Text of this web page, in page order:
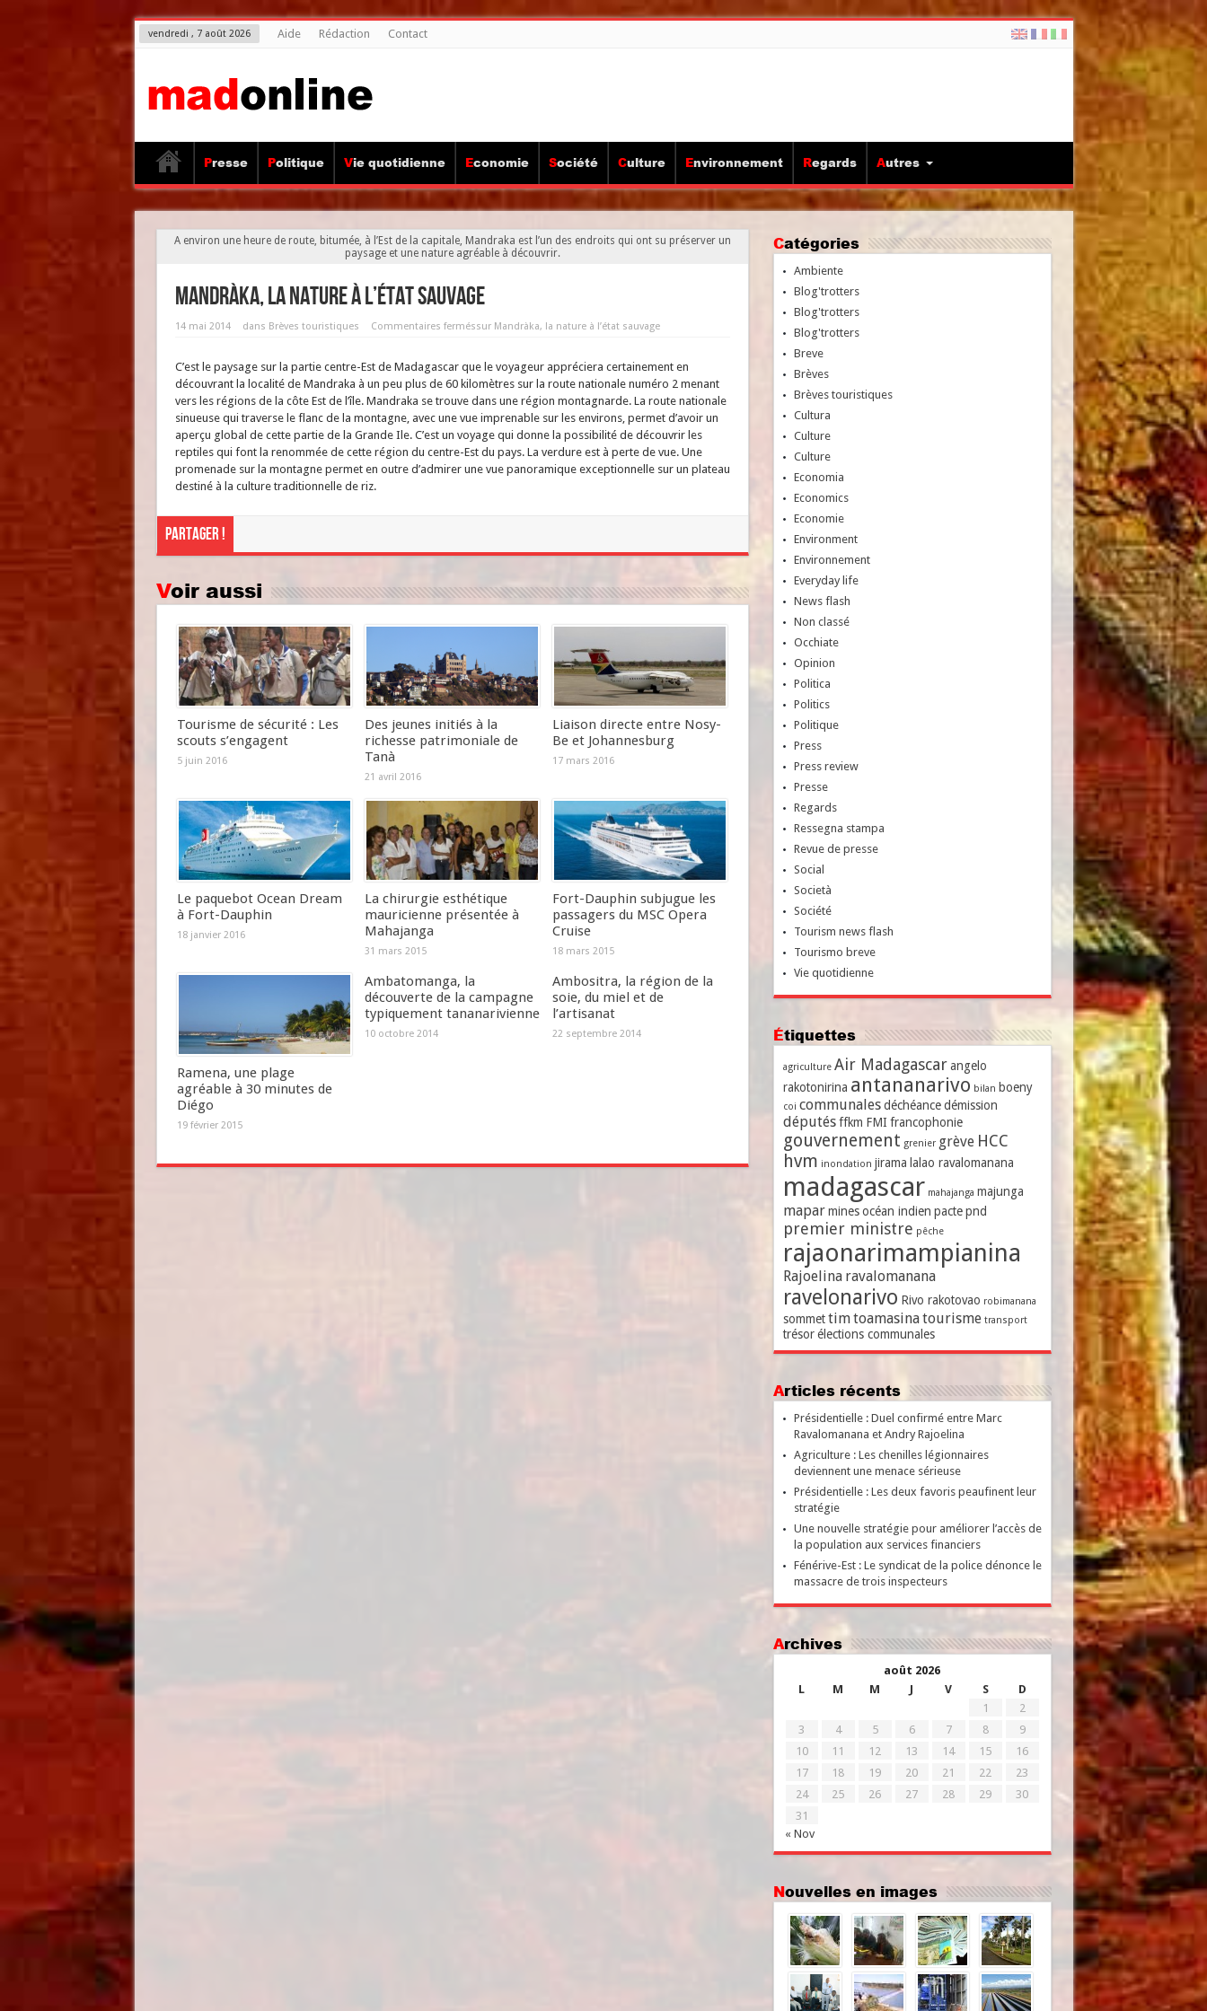
vendredi , 7 août 2026 Aide Rédaction Contact
Presse Politique Vie quotidienne Economie Société Culture Environnement Regards Autres
A environ une heure de route, bitumée, à l’Est de la capitale, Mandraka est l’un des endroits qui ont su préserver un
paysage et une nature agréable à découvrir.
Mandràka, la nature à l’état sauvage
14 mai 2014 dans Brèves touristiques Commentaires ferméssur Mandràka, la nature à l’état sauvage
C’est le paysage sur la partie centre-Est de Madagascar que le voyageur appréciera certainement en
découvrant la localité de Mandraka à un peu plus de 60 kilomètres sur la route nationale numéro 2 menant
vers les régions de la côte Est de l’île. Mandraka se trouve dans une région montagnarde. La route nationale
sinueuse qui traverse le flanc de la montagne, avec une vue imprenable sur les environs, permet d’avoir un
aperçu global de cette partie de la Grande Ile. C’est un voyage qui donne la possibilité de découvrir les
reptiles qui font la renommée de cette région du centre-Est du pays. La verdure est à perte de vue. Une
promenade sur la montagne permet en outre d’admirer une vue panoramique exceptionnelle sur un plateau
destiné à la culture traditionnelle de riz.
Partager !
Voir aussi
Tourisme de sécurité : Les
scouts s’engagent
5 juin 2016
Des jeunes initiés à la
richesse patrimoniale de
Tanà
21 avril 2016
Liaison directe entre Nosy-
Be et Johannesburg
17 mars 2016
Le paquebot Ocean Dream
à Fort-Dauphin
18 janvier 2016
La chirurgie esthétique
mauricienne présentée à
Mahajanga
31 mars 2015
Fort-Dauphin subjugue les
passagers du MSC Opera
Cruise
18 mars 2015
Ramena, une plage
agréable à 30 minutes de
Diégo
19 février 2015
Ambatomanga, la
découverte de la campagne
typiquement tananarivienne
10 octobre 2014
Ambositra, la région de la
soie, du miel et de
l’artisanat
22 septembre 2014
Catégories
Ambiente
Blog'trotters
Blog'trotters
Blog'trotters
Breve
Brèves
Brèves touristiques
Cultura
Culture
Culture
Economia
Economics
Economie
Environment
Environnement
Everyday life
News flash
Non classé
Occhiate
Opinion
Politica
Politics
Politique
Press
Press review
Presse
Regards
Ressegna stampa
Revue de presse
Social
Società
Société
Tourism news flash
Tourismo breve
Vie quotidienne
Étiquettes
agriculture Air Madagascar angelo
rakotonirina antananarivo bilan boeny
coi communales déchéance démission
députés ffkm FMI francophonie
gouvernement grenier grève HCC
hvm inondation jirama lalao ravalomanana
madagascar mahajanga majunga
mapar mines océan indien pacte pnd
premier ministre pêche
rajaonarimampianina
Rajoelina ravalomanana
ravelonarivo Rivo rakotovao robimanana
sommet timtoamasinatourisme transport
trésor élections communales
Articles récents
Présidentielle : Duel confirmé entre Marc
Ravalomanana et Andry Rajoelina
Agriculture : Les chenilles légionnaires
deviennent une menace sérieuse
Présidentielle : Les deux favoris peaufinent leur
stratégie
Une nouvelle stratégie pour améliorer l’accès de
la population aux services financiers
Fénérive-Est : Le syndicat de la police dénonce le
massacre de trois inspecteurs
Archives
août 2026
L
M M J V S D
« Nov
1
2
3
4 5 6 7 8
9
10
11 12 13 14 15
16
17
18 19 20 21 22
23
24
25 26 27 28 29
30
31
Nouvelles en images